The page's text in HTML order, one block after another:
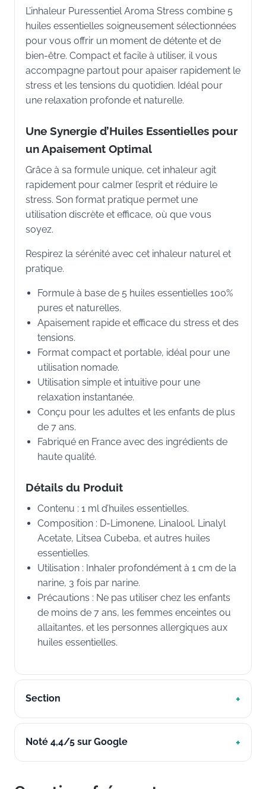
L’inhaleur Puressentiel Aroma Stress combine 5
huiles essentielles soigneusement sélectionnées
pour vous offrir un moment de détente et de
bien-être. Compact et facile à utiliser, il vous
accompagne partout pour apaiser rapidement le
stress et les tensions du quotidien. Idéal pour
une relaxation profonde et naturelle.
Une Synergie d’Huiles Essentielles pour
un Apaisement Optimal
Grâce à sa formule unique, cet inhaleur agit
rapidement pour calmer l’esprit et réduire le
stress. Son format pratique permet une
utilisation discrète et efficace, où que vous
soyez.
Respirez la sérénité avec cet inhaleur naturel et
pratique.
Formule à base de 5 huiles essentielles 100%
pures et naturelles.
Apaisement rapide et efficace du stress et des
tensions.
Format compact et portable, idéal pour une
utilisation nomade.
Utilisation simple et intuitive pour une
relaxation instantanée.
Conçu pour les adultes et les enfants de plus
de 7 ans.
Fabriqué en France avec des ingrédients de
haute qualité.
Détails du Produit
Contenu : 1 ml d’huiles essentielles.
Composition : D-Limonene, Linalool, Linalyl
Acetate, Litsea Cubeba, et autres huiles
essentielles.
Utilisation : Inhaler profondément à 1 cm de la
narine, 3 fois par narine.
Précautions : Ne pas utiliser chez les enfants
de moins de 7 ans, les femmes enceintes ou
allaitantes, et les personnes allergiques aux
huiles essentielles.
Section
Noté 4,4/5 sur Google